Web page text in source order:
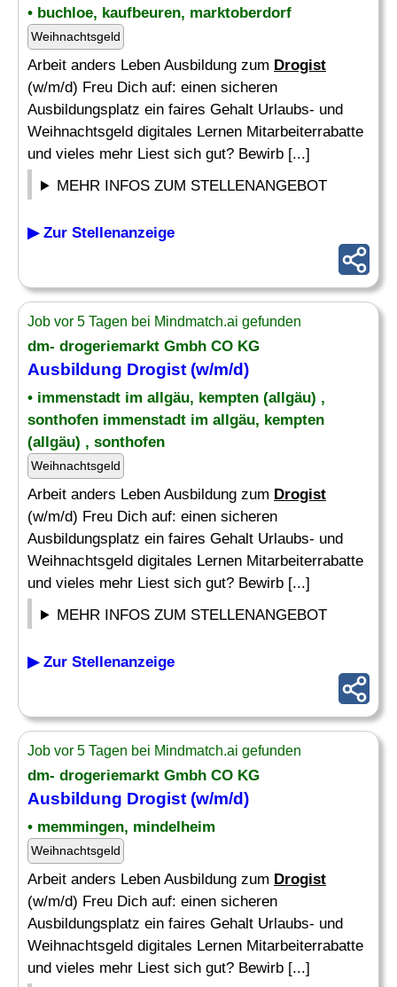
• buchloe, kaufbeuren, marktoberdorf
Weihnachtsgeld
Arbeit anders Leben Ausbildung zum Drogist
(w/m/d) Freu Dich auf: einen sicheren
Ausbildungsplatz ein faires Gehalt Urlaubs- und
Weihnachtsgeld digitales Lernen Mitarbeiterrabatte
und vieles mehr Liest sich gut? Bewirb [...]
MEHR INFOS ZUM STELLENANGEBOT
▶ Zur Stellenanzeige
Job vor 5 Tagen bei Mindmatch.ai gefunden
dm- drogeriemarkt Gmbh CO KG
Ausbildung Drogist (w/m/d)
• immenstadt im allgäu, kempten (allgäu) ,
sonthofen immenstadt im allgäu, kempten
(allgäu) , sonthofen
Weihnachtsgeld
Arbeit anders Leben Ausbildung zum Drogist
(w/m/d) Freu Dich auf: einen sicheren
Ausbildungsplatz ein faires Gehalt Urlaubs- und
Weihnachtsgeld digitales Lernen Mitarbeiterrabatte
und vieles mehr Liest sich gut? Bewirb [...]
MEHR INFOS ZUM STELLENANGEBOT
▶ Zur Stellenanzeige
Job vor 5 Tagen bei Mindmatch.ai gefunden
dm- drogeriemarkt Gmbh CO KG
Ausbildung Drogist (w/m/d)
• memmingen, mindelheim
Weihnachtsgeld
Arbeit anders Leben Ausbildung zum Drogist
(w/m/d) Freu Dich auf: einen sicheren
Ausbildungsplatz ein faires Gehalt Urlaubs- und
Weihnachtsgeld digitales Lernen Mitarbeiterrabatte
und vieles mehr Liest sich gut? Bewirb [...]